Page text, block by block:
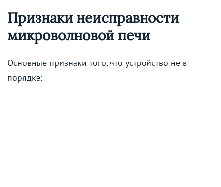
Признаки неисправности
микроволновой печи
Основные признаки того, что устройство не в
порядке: